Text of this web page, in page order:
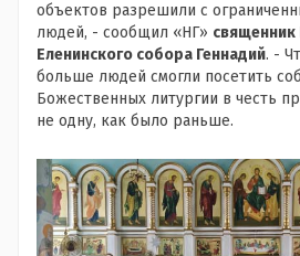
объектов разрешили с
людей, - сообщил «НГ» священник
Еленинского собора Геннадий. -
больше людей смогли посетить
Божественных литургии в честь
не одну, как было раньше.